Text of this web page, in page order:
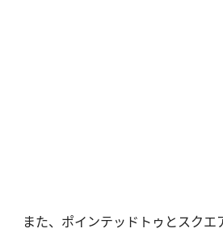
また、ポインテッドトゥとスクエ